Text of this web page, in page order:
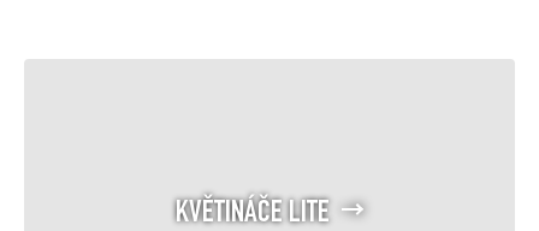
KVĚTINÁČE LITE